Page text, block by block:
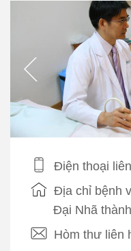
Điện thoại
Địa chỉ bệnh
Đại Nhã
Hòm thư liên